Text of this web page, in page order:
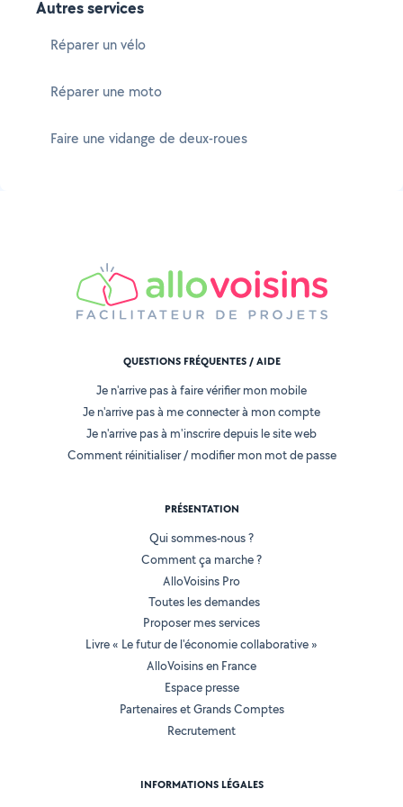
Autres services
Réparer un vélo
Réparer une moto
Faire une vidange de deux-roues
QUESTIONS FRÉQUENTES / AIDE
Je n'arrive pas à faire vérifier mon mobile
Je n'arrive pas à me connecter à mon compte
Je n'arrive pas à m'inscrire depuis le site web
Comment réinitialiser / modifier mon mot de passe
PRÉSENTATION
Qui sommes-nous ?
Comment ça marche ?
AlloVoisins Pro
Toutes les demandes
Proposer mes services
Livre « Le futur de l'économie collaborative »
AlloVoisins en France
Espace presse
Partenaires et Grands Comptes
Recrutement
INFORMATIONS LÉGALES